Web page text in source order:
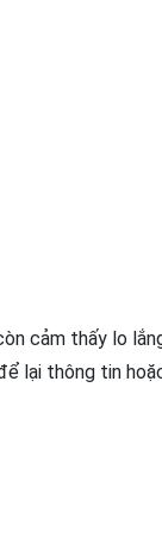
cảm thấy lo
lại thông tin